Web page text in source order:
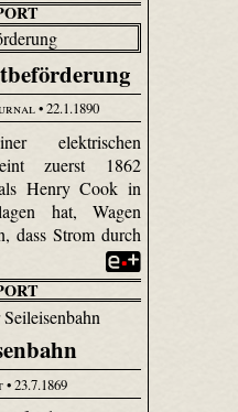
• 22.1.1890
elektrischen
zuerst 1862
Henry Cook in
hat, Wagen
dass Strom durch
• 23.7.1869